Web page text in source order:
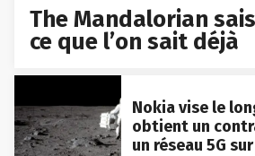
The Mandalorian
ce que l’on sait déjà
Nokia vise le
obtient un
un réseau 5G